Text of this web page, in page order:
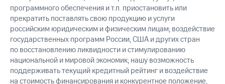
программного обеспечения и т.п. приостановить или
прекратить поставлять свою продукцию и услуги
российским юридическим и физическим лицам; воздействие
государственных программ России, США и других стран
по восстановлению ликвидности и стимулированию
национальной и мировой экономик; нашу возможность
поддерживать текущий кредитный рейтинг и воздействие
на стоимость финансирования и конкурентное положение,